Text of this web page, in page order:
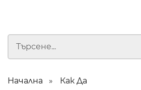
Начална Как Да